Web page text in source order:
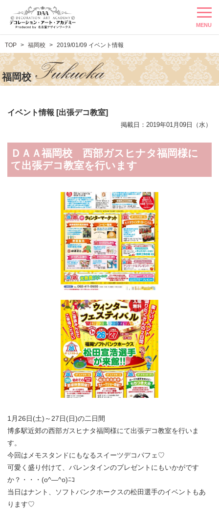
MENU
TOP 福岡校 2019/01/09 イベント情報
福岡校
イベント情報 [出張デコ教室]
掲載日：2019年01月09日（水）
ＤＡＡ福岡校 西部ガスヒナタ福岡様に
て出張デコ教室を行います
1月26日(土)～27日(日)の二日間
博多駅近郊の西部ガスヒナタ福岡様にて出張デコ教室を行いま
す。
今回はメモスタンドにもなるスイーツデコパフェ♡
可愛く盛り付けて、バレンタインのプレゼントにもいかがです
か？・・・(o^―^o)ﾆｺ
当日はナント、ソフトバンクホークスの松田選手のイベントもあ
ります♡